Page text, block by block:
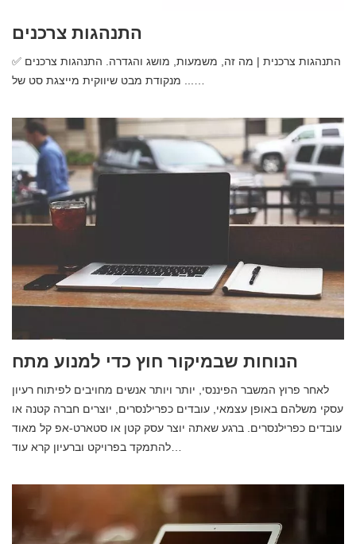
התנהגות צרכנים
✅ התנהגות צרכנית | מה זה, משמעות, מושג והגדרה. התנהגות צרכנים
מנקודת מבט שיווקית מייצגת סט של ...…
הנוחות שבמיקור חוץ כדי למנוע מתח
לאחר פרוץ המשבר הפיננסי, יותר ויותר אנשים מחויבים לפיתוח רעיון
עסקי משלהם באופן עצמאי, עובדים כפרילנסרים, יוצרים חברה קטנה או
עובדים כפרילנסרים. ברגע שאתה יוצר עסק קטן או סטארט-אפ קל מאוד